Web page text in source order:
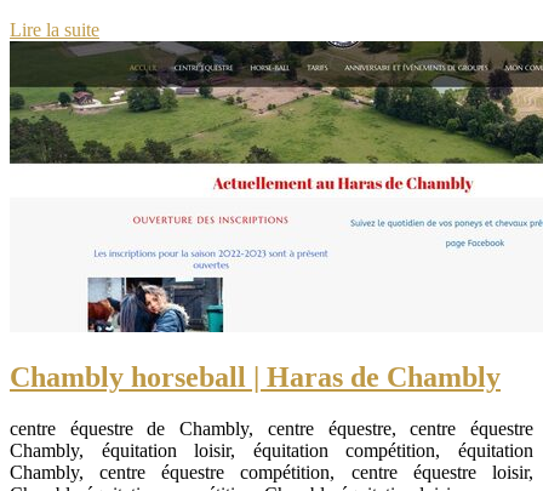
Lire la suite
Chambly horseball | Haras de Chambly
centre équestre de Chambly, centre équestre, centre équestre
Chambly, équitation loisir, équitation compétition, équitation
Chambly, centre équestre compétition, centre équestre loisir,